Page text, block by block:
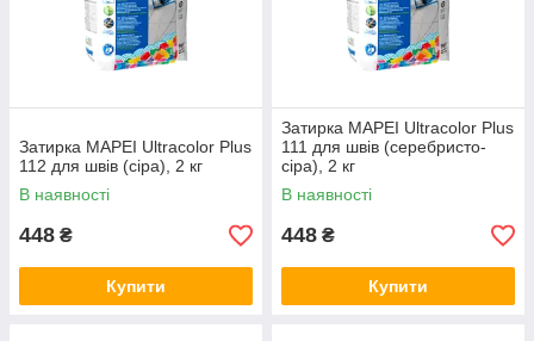
Затирка MAPEI Ultracolor Plus
112 для швів (сіра), 2 кг
В наявності
448 ₴
Купити
Затирка MAPEI Ultracolor Plus
111 для швів (серебристо-
сіра), 2 кг
В наявності
448 ₴
Купити